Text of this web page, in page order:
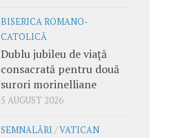
BISERICA ROMANO-
CATOLICĂ
Dublu jubileu de viață
consacrată pentru două
surori morinelliane
5 AUGUST 2026
SEMNALĂRI /VATICAN